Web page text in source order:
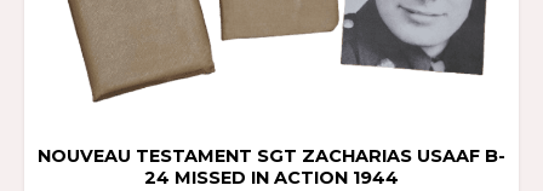
NOUVEAU TESTAMENT SGT ZACHARIAS USAAF B-
24 MISSED IN ACTION 1944